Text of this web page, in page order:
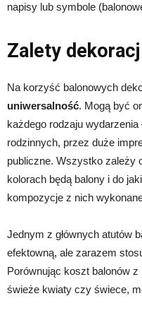
napisy lub symbole
Zalety
Na korzyść balonowych
uniwersalność. Mogą być
każdego rodzaju
rodzinnych, przez duże
publiczne. Wszystko zależy
kolorach będą balony i do
kompozycje z nich
Jednym z głównych atutów
efektowną, ale zarazem
Porównując koszt balonów
świeże kwiaty czy świece,